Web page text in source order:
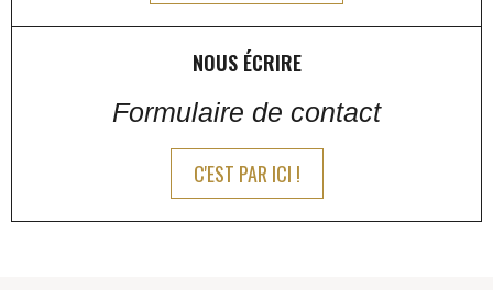
NOUS ÉCRIRE
Formulaire de contact
C'EST PAR ICI !